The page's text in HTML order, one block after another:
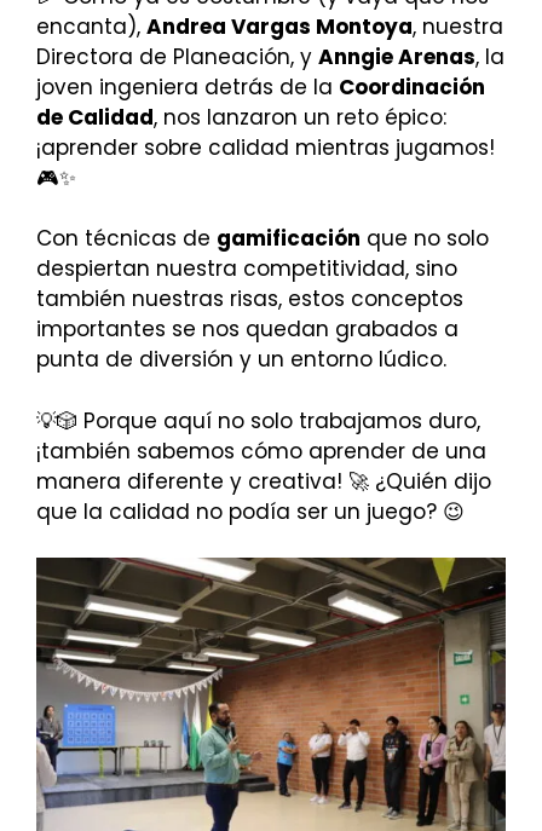
encanta), Andrea Vargas Montoya, nuestra
Directora de Planeación, y Anngie Arenas, la
joven ingeniera detrás de la Coordinación
de Calidad, nos lanzaron un reto épico:
¡aprender sobre calidad mientras jugamos!
🎮✨
Con técnicas de gamificación que no solo
despiertan nuestra competitividad, sino
también nuestras risas, estos conceptos
importantes se nos quedan grabados a
punta de diversión y un entorno lúdico.
💡🎲 Porque aquí no solo trabajamos duro,
¡también sabemos cómo aprender de una
manera diferente y creativa! 🚀 ¿Quién dijo
que la calidad no podía ser un juego? 😉